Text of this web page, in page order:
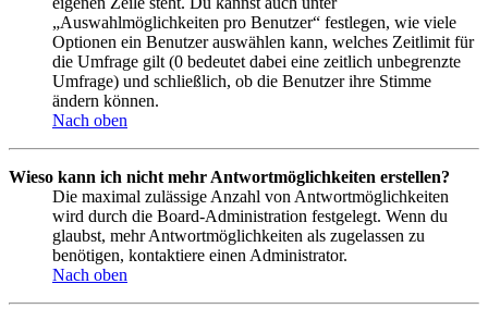
„Auswahlmöglichkeiten pro Benutzer“ festlegen, wie viele
Optionen ein Benutzer auswählen kann, welches Zeitlimit für
die Umfrage gilt (0 bedeutet dabei eine zeitlich unbegrenzte
Umfrage) und schließlich, ob die Benutzer ihre Stimme
ändern können.
Nach oben
Wieso kann ich nicht mehr Antwortmöglichkeiten erstellen?
Die maximal zulässige Anzahl von Antwortmöglichkeiten
wird durch die Board-Administration festgelegt. Wenn du
glaubst, mehr Antwortmöglichkeiten als zugelassen zu
benötigen, kontaktiere einen Administrator.
Nach oben